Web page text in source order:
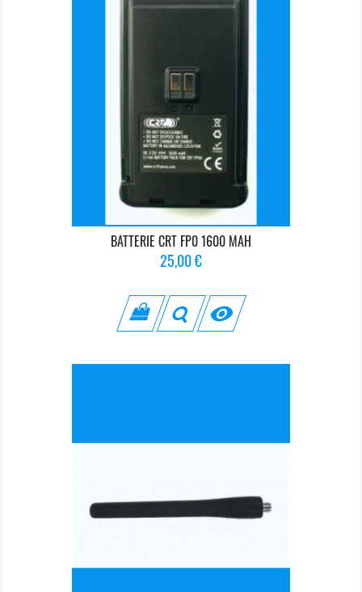
BATTERIE CRT FP0 1600 MAH
Prix
25,00 €
